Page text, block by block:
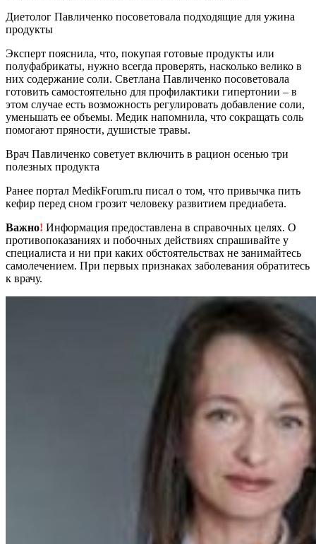
Диетолог Павличенко посоветовала подходящие для ужина
продукты
Эксперт пояснила, что, покупая готовые продукты или
полуфабрикаты, нужно всегда проверять, насколько велико в
них содержание соли. Светлана Павличенко посоветовала
готовить самостоятельно для профилактики гипертонии – в
этом случае есть возможность регулировать добавление соли,
уменьшать ее объемы. Медик напомнила, что сокращать соль
помогают пряности, душистые травы.
Врач Павличенко советует включить в рацион осенью три
полезных продукта
Ранее портал MedikForum.ru писал о том, что привычка пить
кефир перед сном грозит человеку развитием предиабета.
Важно! Информация предоставлена в справочных целях. О
противопоказаниях и побочных действиях спрашивайте у
специалиста и ни при каких обстоятельствах не занимайтесь
самолечением. При первых признаках заболевания обратитесь
к врачу.